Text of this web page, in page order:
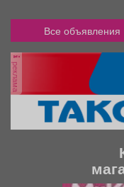
Все объявления
реклама